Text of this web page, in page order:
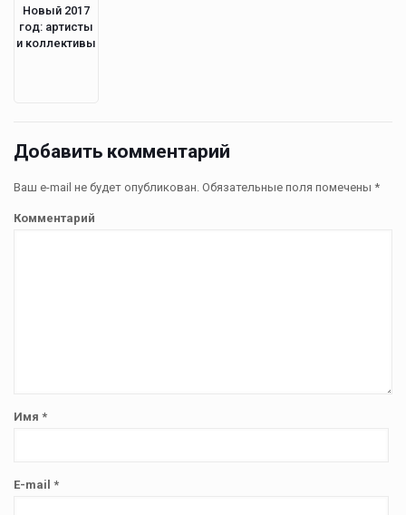
Новый 2017
год: артисты
и коллективы
Добавить комментарий
Ваш e-mail не будет опубликован. Обязательные поля помечены *
Комментарий
Имя *
E-mail *